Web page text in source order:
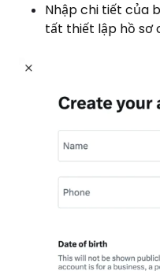
Nhập chi tiết của
tất thiết lập hồ sơ